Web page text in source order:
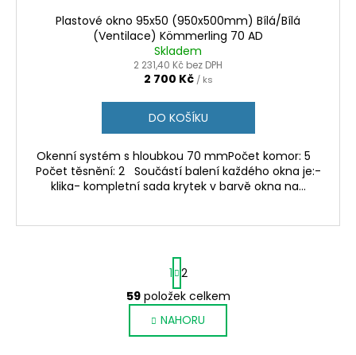
Plastové okno 95x50 (950x500mm) Bílá/Bílá
(Ventilace) Kömmerling 70 AD
Skladem
2 231,40 Kč bez DPH
2 700 Kč / ks
DO KOŠÍKU
Okenní systém s hloubkou 70 mmPočet komor: 5
Počet těsnění: 2 Součástí balení každého okna je:-
klika- kompletní sada krytek v barvě okna na...
O
v
l
S
t
r
á
n
k
1 2
59položek celkem
NAHORU